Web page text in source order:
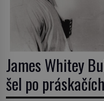
James Whitey
šel po práskačích